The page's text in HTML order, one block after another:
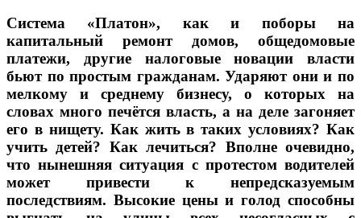
Система «Платон», как и поборы на
капитальный ремонт домов, общедомовые
платежи, другие налоговые новации власти
бьют по простым гражданам. Ударяют они и по
мелкому и среднему бизнесу, о которых на
словах много печётся власть, а на деле загоняет
его в нищету. Как жить в таких условиях? Как
учить детей? Как лечиться? Вполне очевидно,
что нынешняя ситуация с протестом водителей
может привести к непредсказуемым
последствиям. Высокие цены и голод способны